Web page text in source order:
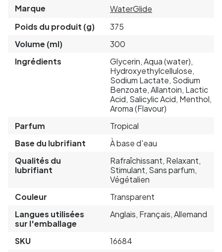
Marque
WaterGlide
Poids du produit (g)
375
Volume (ml)
300
Ingrédients
Glycerin, Aqua (water),
Hydroxyethylcellulose,
Sodium Lactate, Sodium
Benzoate, Allantoin, Lactic
Acid, Salicylic Acid, Menthol,
Aroma (Flavour)
Parfum
Tropical
Base du lubrifiant
À base d'eau
Qualités du
lubrifiant
Rafraîchissant, Relaxant,
Stimulant, Sans parfum,
Végétalien
Couleur
Transparent
Langues utilisées
sur l'emballage
Anglais, Français, Allemand
SKU
16684